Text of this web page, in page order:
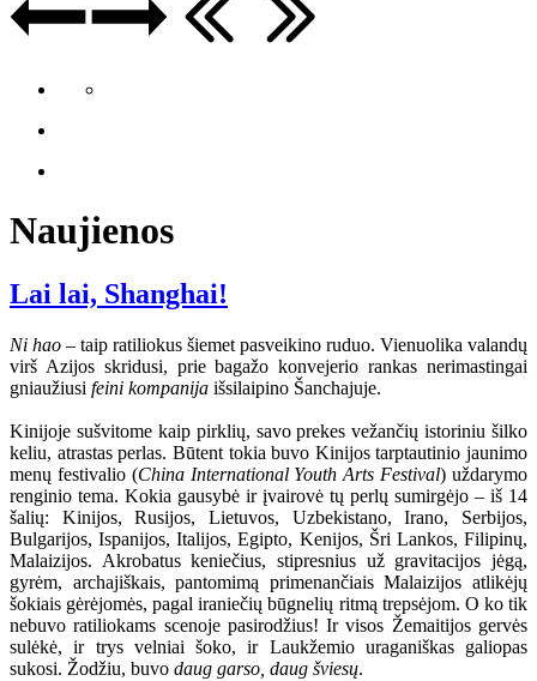
Naujienos
Lai lai, Shanghai!
Ni hao – taip ratiliokus šiemet pasveikino ruduo. Vienuolika valandų
virš Azijos skridusi, prie bagažo konvejerio rankas nerimastingai
gniaužiusi feini kompanija išsilaipino Šanchajuje.
Kinijoje sušvitome kaip pirklių, savo prekes vežančių istoriniu šilko
keliu, atrastas perlas. Būtent tokia buvo Kinijos tarptautinio jaunimo
menų festivalio (China International Youth Arts Festival) uždarymo
renginio tema. Kokia gausybė ir įvairovė tų perlų sumirgėjo – iš 14
šalių: Kinijos, Rusijos, Lietuvos, Uzbekistano, Irano, Serbijos,
Bulgarijos, Ispanijos, Italijos, Egipto, Kenijos, Šri Lankos, Filipinų,
Malaizijos. Akrobatus keniečius, stipresnius už gravitacijos jėgą,
gyrėm, archajiškais, pantomimą primenančiais Malaizijos atlikėjų
šokiais gėrėjomės, pagal iraniečių būgnelių ritmą trepsėjom. O ko tik
nebuvo ratiliokams scenoje pasirodžius! Ir visos Žemaitijos gervės
sulėkė, ir trys velniai šoko, ir Laukžemio uraganiškas galiopas
sukosi. Žodžiu, buvo daug garso, daug šviesų.